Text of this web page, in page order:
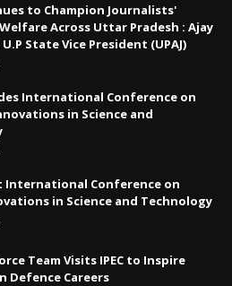
to Champion Journalists'
Across Uttar Pradesh : Ajay
State Vice President (UPAJ)
International Conference on
in Science and
International Conference on
in Science and Technology
Team Visits IPEC to Inspire
Defence Careers